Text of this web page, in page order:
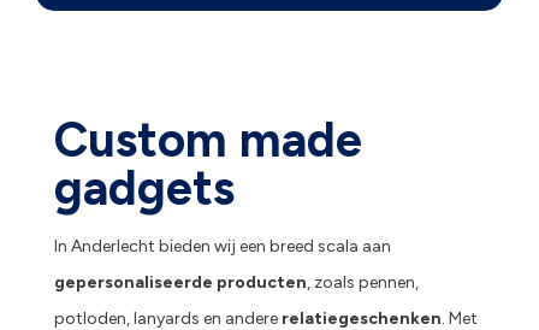
Custom made
gadgets
In Anderlecht bieden wij een breed scala aan
gepersonaliseerde producten, zoals pennen,
potloden, lanyards en andere relatiegeschenken. Met